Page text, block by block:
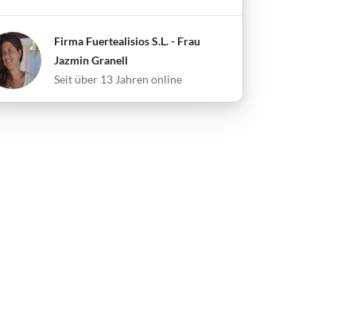
Firma Fuertealisios S.L. - Frau
Jazmin Granell
Seit über 13 Jahren online